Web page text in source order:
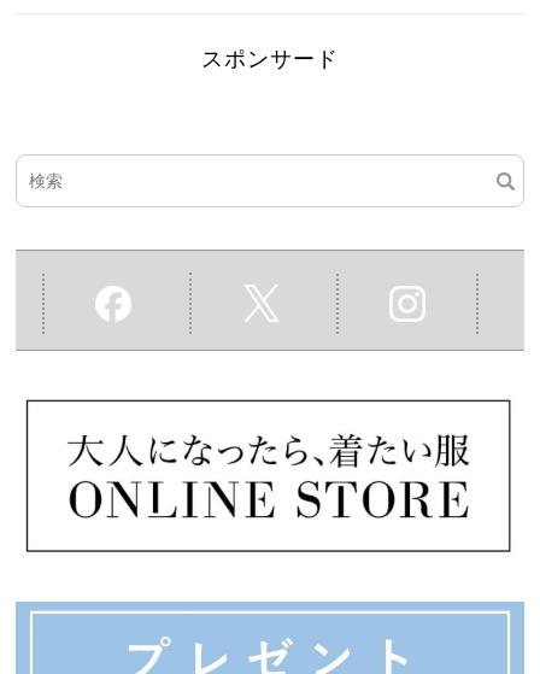
スポンサード